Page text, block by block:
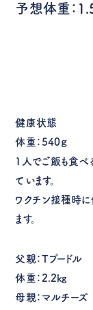
予想体重：
健康状態
体重：540ｇ
1人でご飯も食べ
ています。
ワクチン接種時
ます。
父親：Tプードル
体重：2.2㎏
母親：マルチーズ